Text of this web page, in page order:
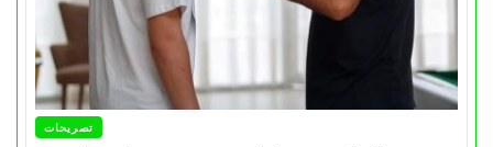
تصريحات